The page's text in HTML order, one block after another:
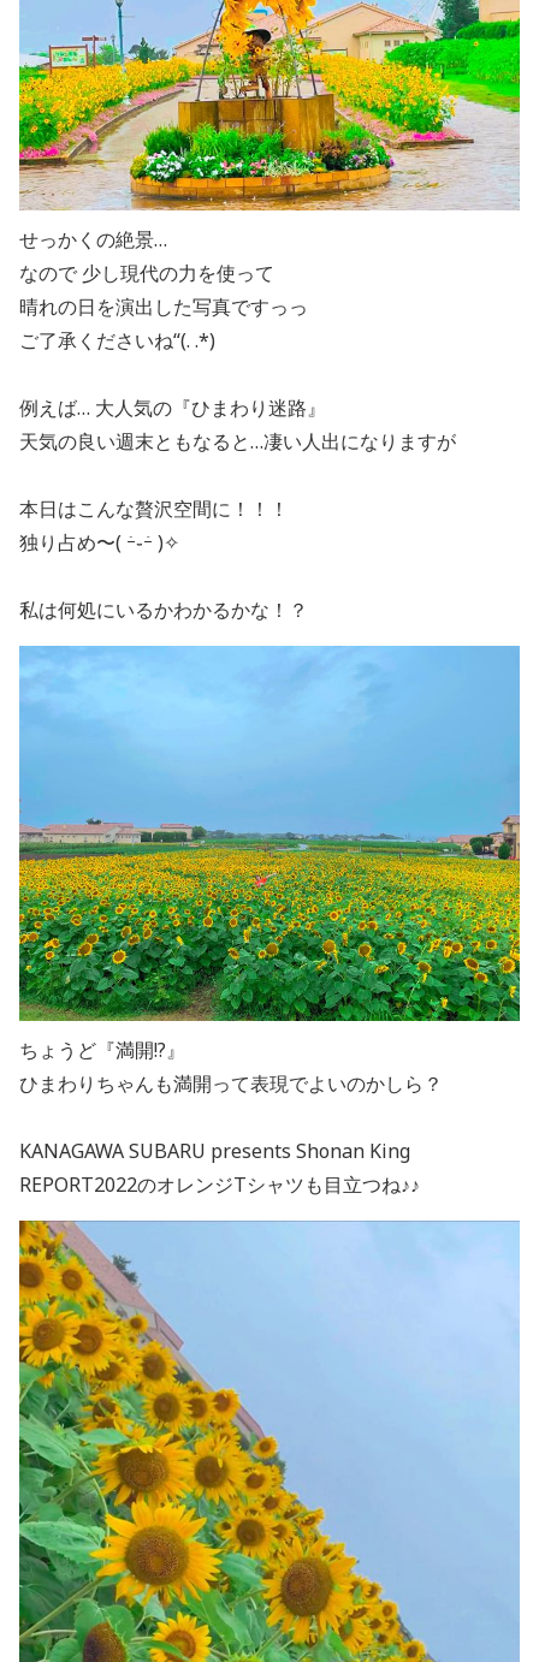
せっかくの絶景…
なので 少し現代の力を使って
晴れの日を演出した写真ですっっ
ご了承くださいね“(. .*)
例えば… 大人気の『ひまわり迷路』
天気の良い週末ともなると…凄い人出になりますが
本日はこんな贅沢空間に！！！
独り占め〜( ｰ̀֊ｰ́ )✧
私は何処にいるかわかるかな！？
ちょうど『満開!?』
ひまわりちゃんも満開って表現でよいのかしら？
KANAGAWA SUBARU presents Shonan King
REPORT2022のオレンジTシャツも目立つね♪♪